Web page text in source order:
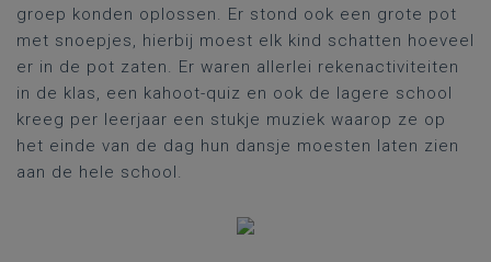
groep konden oplossen. Er stond ook een grote pot
met snoepjes, hierbij moest elk kind schatten hoeveel
er in de pot zaten. Er waren allerlei rekenactiviteiten
in de klas, een kahoot-quiz en ook de lagere school
kreeg per leerjaar een stukje muziek waarop ze op
het einde van de dag hun dansje moesten laten zien
aan de hele school.